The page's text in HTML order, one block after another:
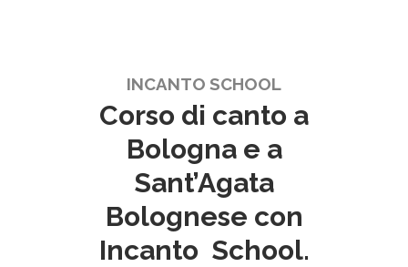
INCANTO SCHOOL
Corso di canto a
Bologna e a
Sant’Agata
Bolognese con
Incanto School.